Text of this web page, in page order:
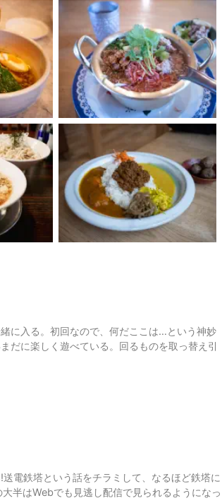
に入る。初回なので、何だここは…という神妙
だに楽しく遊べている。回るものを取っ替え引
電鉄塔という話をチラミして、なるほど鉄塔に
半はWebでも見逃し配信で見られるようになっ